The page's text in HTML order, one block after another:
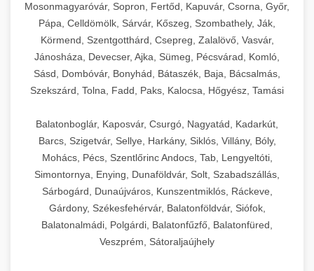
Mosonmagyaróvár, Sopron, Fertőd, Kapuvár, Csorna, Győr,
Pápa, Celldömölk, Sárvár, Kőszeg, Szombathely, Ják,
Körmend, Szentgotthárd, Csepreg, Zalalövő, Vasvár,
Jánosháza, Devecser, Ajka, Sümeg, Pécsvárad, Komló,
Sásd, Dombóvár, Bonyhád, Bátaszék, Baja, Bácsalmás,
Szekszárd, Tolna, Fadd, Paks, Kalocsa, Hőgyész, Tamási
Balatonboglár, Kaposvár, Csurgó, Nagyatád, Kadarkút,
Barcs, Szigetvár, Sellye, Harkány, Siklós, Villány, Bóly,
Mohács, Pécs, Szentlőrinc Andocs, Tab, Lengyeltóti,
Simontornya, Enying, Dunaföldvár, Solt, Szabadszállás,
Sárbogárd, Dunaújváros, Kunszentmiklós, Ráckeve,
Gárdony, Székesfehérvár, Balatonföldvár, Siófok,
Balatonalmádi, Polgárdi, Balatonfűzfő, Balatonfüred,
Veszprém, Sátoraljaújhely